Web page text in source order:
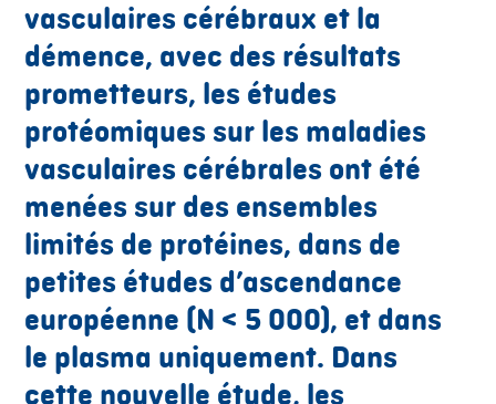
vasculaires cérébraux et la
démence, avec des résultats
prometteurs, les études
protéomiques sur les maladies
vasculaires cérébrales ont été
menées sur des ensembles
limités de protéines, dans de
petites études d’ascendance
européenne (N < 5 000), et dans
le plasma uniquement. Dans
cette nouvelle étude, les